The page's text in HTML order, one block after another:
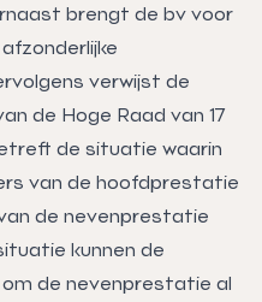
brengt de bv voor
verwijst de
de Hoge Raad van 17
de situatie waarin
van de hoofdprestatie
de nevenprestatie
kunnen de
de nevenprestatie al